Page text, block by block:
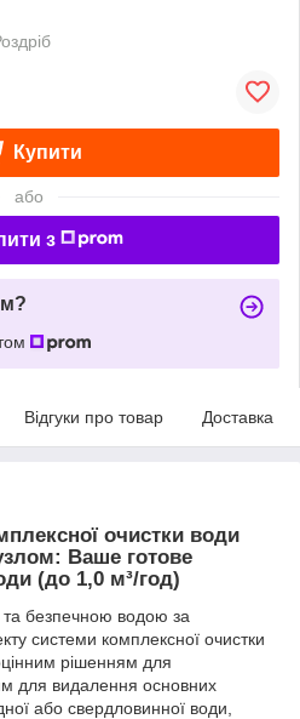
Купити
або
з
Відгуки про товар Доставка
очистки води
Ваше готове
(до 1,0 м³/год)
безпечною водою за
системи комплексної очистки
рішенням для
для видалення основних
або свердловинної води,